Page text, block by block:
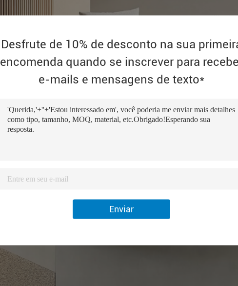
Desfrute de 10% de desconto na sua
encomenda quando se inscrever para
e-mails e mensagens de texto*
Enviar